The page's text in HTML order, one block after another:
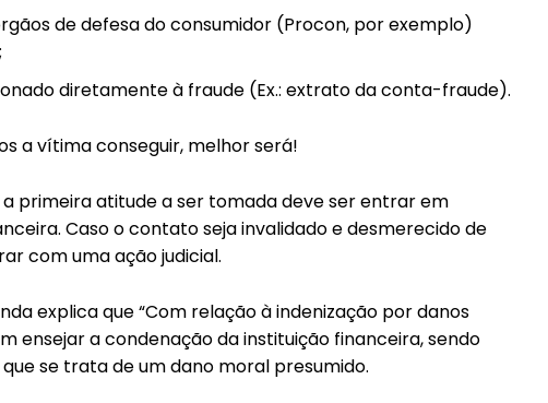
de defesa do consumidor (Procon, por exemplo)
diretamente à fraude (Ex.: extrato da conta-fraude).
a vítima conseguir, melhor será!
primeira atitude a ser tomada deve ser entrar em
Caso o contato seja invalidado e desmerecido de
com uma ação judicial.
explica que “Com relação à indenização por danos
ensejar a condenação da instituição financeira, sendo
se trata de um dano moral presumido.